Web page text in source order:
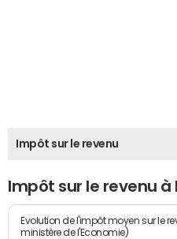
Impôt sur le revenu
Impôt sur le revenu
Evolution de l'impôt moyen sur le
ministère de l'Economie)